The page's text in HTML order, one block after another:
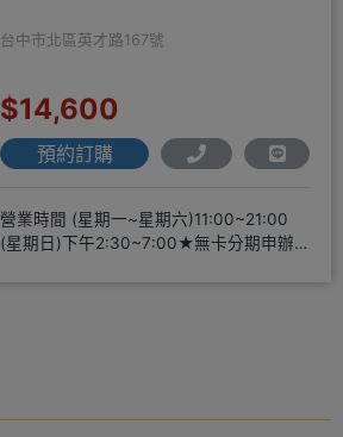
台中市北區英才路167號
$14,600
預約訂購
營業時間 (星期一~星期六)11:00~21:00
(星期日)下午2:30~7:00★無卡分期申辦